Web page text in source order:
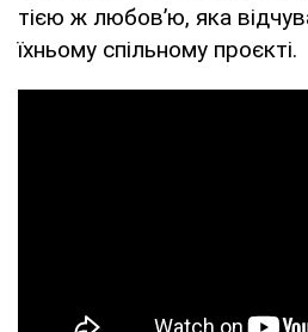
тією ж любов’ю, яка
їхньому спільному проєкті.